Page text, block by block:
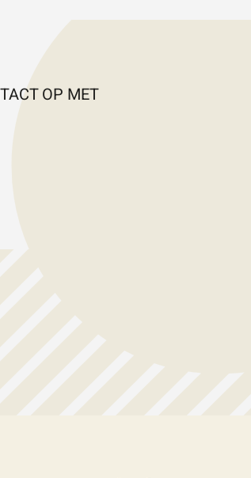
OP MET